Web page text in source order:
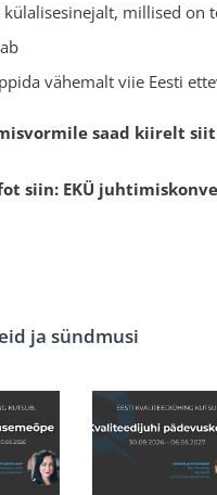
külalisesinejalt, millised on
vähemalt viie Eesti
saad kiirelt
siin: EKÜ
ja sündmusi